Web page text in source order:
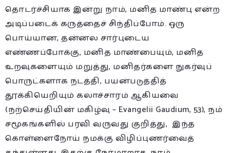
தொடர்ச்சியாக இன்று நாம், மனித மாண்பு என்ற
அடிப்படைக் கருத்தைச் சிந்திப்போம். ஒரு
பொய்யான, தன்னல சார்புடைய
எண்ணப்போக்கு, மனித மாண்பையும், மனித
உறவுகளையும் மறுத்து, மனிதர்களை நுகர்வுப்
பொருட்களாக நடத்தி, பயன்படுத்தித்
தூக்கியெறியும் கலாச்சாரம் ஆகியவை
(நற்செய்தியின் மகிழ்வு – Evangelii Gaudium, 53), நம்
சமூகங்களில் பரவி வருவது குறித்து, இந்த
கொள்ளைநோய் நமக்கு விழிப்புணர்வைத்